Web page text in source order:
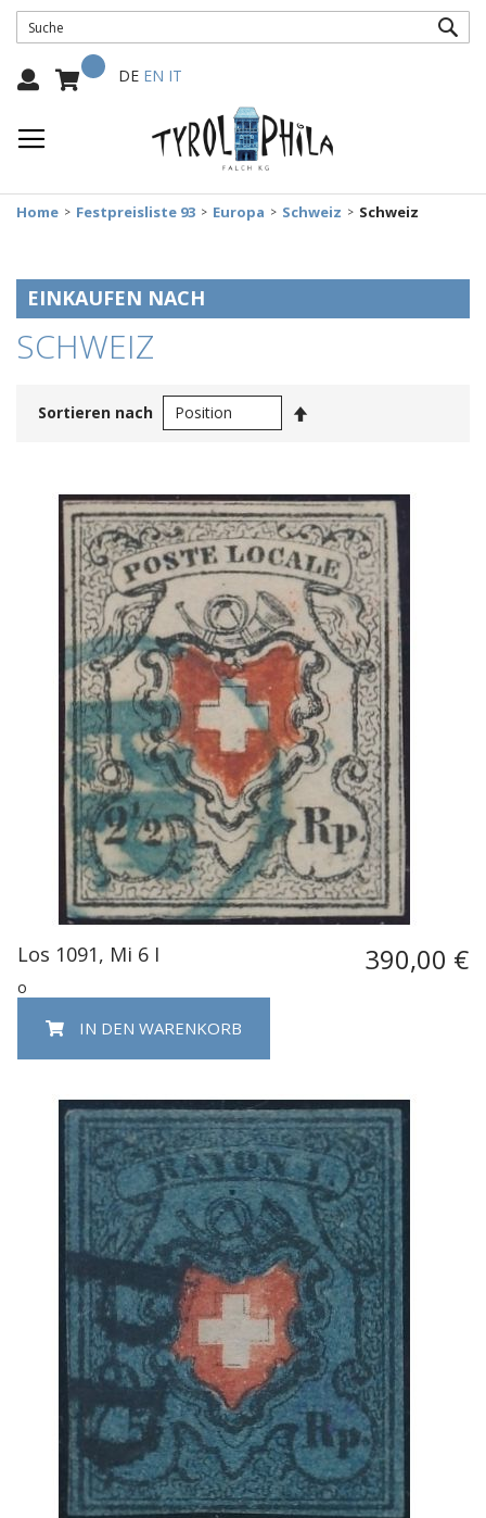
Mein Warenkorb
Select
DE EN IT
Home Festpreisliste 93 Europa Schweiz Schweiz
SCHWEIZ
Sortieren nach
Los 1091, Mi 6 I 390,00 €
o
IN DEN WARENKORB
EINKAUFEN NACH